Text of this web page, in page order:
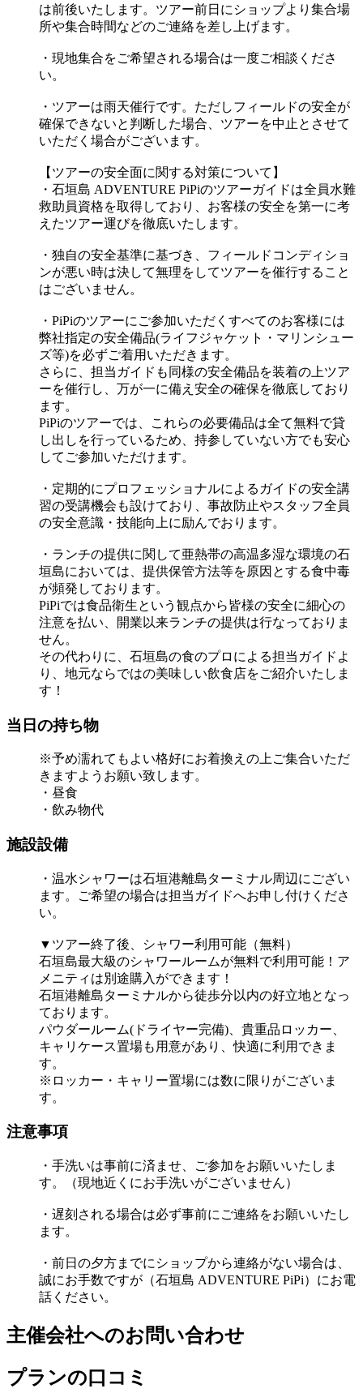
は前後いたします。ツアー前日にショップより集合場
所や集合時間などのご連絡を差し上げます。
・現地集合をご希望される場合は一度ご相談くださ
い。
・ツアーは雨天催行です。ただしフィールドの安全が
確保できないと判断した場合、ツアーを中止とさせて
いただく場合がございます。
【ツアーの安全面に関する対策について】
・石垣島 ADVENTURE PiPiのツアーガイドは全員水難
救助員資格を取得しており、お客様の安全を第一に考
えたツアー運びを徹底いたします。
・独自の安全基準に基づき、フィールドコンディショ
ンが悪い時は決して無理をしてツアーを催行すること
はございません。
・PiPiのツアーにご参加いただくすべてのお客様には
弊社指定の安全備品(ライフジャケット・マリンシュー
ズ等)を必ずご着用いただきます。
さらに、担当ガイドも同様の安全備品を装着の上ツア
ーを催行し、万が一に備え安全の確保を徹底しており
ます。
PiPiのツアーでは、これらの必要備品は全て無料で貸
し出しを行っているため、持参していない方でも安心
してご参加いただけます。
・定期的にプロフェッショナルによるガイドの安全講
習の受講機会も設けており、事故防止やスタッフ全員
の安全意識・技能向上に励んでおります。
・ランチの提供に関して亜熱帯の高温多湿な環境の石
垣島においては、提供保管方法等を原因とする食中毒
が頻発しております。
PiPiでは食品衛生という観点から皆様の安全に細心の
注意を払い、開業以来ランチの提供は行なっておりま
せん。
その代わりに、石垣島の食のプロによる担当ガイドよ
り、地元ならではの美味しい飲食店をご紹介いたしま
す！
当日の持ち物
※予め濡れてもよい格好にお着換えの上ご集合いただ
きますようお願い致します。
・昼食
・飲み物代
施設設備
・温水シャワーは石垣港離島ターミナル周辺にござい
ます。ご希望の場合は担当ガイドへお申し付けくださ
い。
▼ツアー終了後、シャワー利用可能（無料）
石垣島最大級のシャワールームが無料で利用可能！ア
メニティは別途購入ができます！
石垣港離島ターミナルから徒歩分以内の好立地となっ
ております。
パウダールーム(ドライヤー完備)、貴重品ロッカー、
キャリケース置場も用意があり、快適に利用できま
す。
※ロッカー・キャリー置場には数に限りがございま
す。
注意事項
・手洗いは事前に済ませ、ご参加をお願いいたしま
す。（現地近くにお手洗いがございません）
・遅刻される場合は必ず事前にご連絡をお願いいたし
ます。
・前日の夕方までにショップから連絡がない場合は、
誠にお手数ですが（石垣島 ADVENTURE PiPi）にお電
話ください。
主催会社へのお問い合わせ
プランの口コミ